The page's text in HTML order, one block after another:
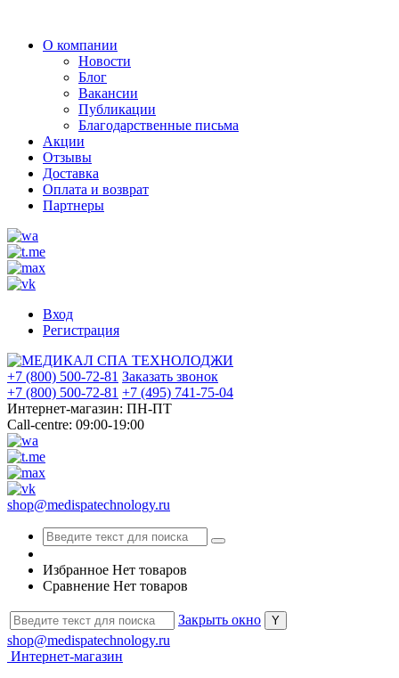
О компании
Новости
Блог
Вакансии
Публикации
Благодарственные письма
Акции
Отзывы
Доставка
Оплата и возврат
Партнеры
Вход
Регистрация
+7 (800) 500-72-81 Заказать звонок
+7 (800) 500-72-81 +7 (495) 741-75-04
Интернет-магазин: ПН-ПТ
Call-centre: 09:00-19:00
shop@medispatechnology.ru
Избранное Нет товаров
Сравнение Нет товаров
Закрыть окно
shop@medispatechnology.ru
Интернет-магазин